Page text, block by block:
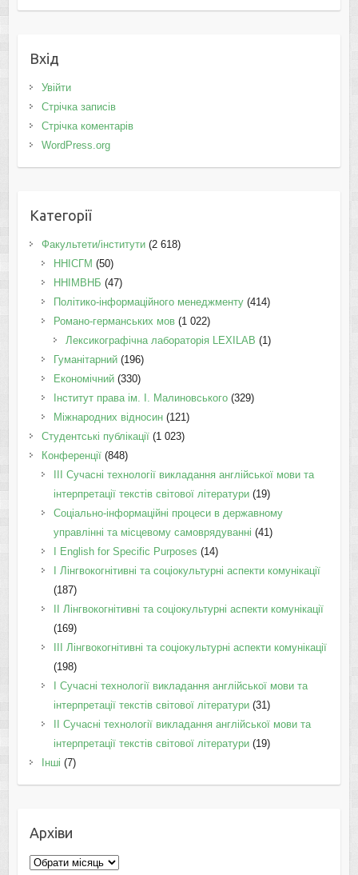
Вхід
Увійти
Стрічка записів
Стрічка коментарів
WordPress.org
Категорії
Факультети/інститути(2 618)
ННІСГМ (50)
ННІМВНБ (47)
Політико-інформаційного менеджменту(414)
Романо-германських мов(1 022)
Лексикографічна лабораторія LEXILAB (1)
Гуманітарний(196)
Економічний(330)
Інститут права ім. І. Малиновського(329)
Міжнародних відносин(121)
Студентські публікації(1 023)
Конференції(848)
III Сучасні технології викладання англійської мови та
інтерпретації текстів світової літератури(19)
Соціально-інформаційні процеси в державному
управлінні та місцевому самоврядуванні (41)
І English for Specific Purposes (14)
I Лінгвокогнітивні та соціокультурні аспекти комунікації
(187)
IІ Лінгвокогнітивні та соціокультурні аспекти комунікації
(169)
IІI Лінгвокогнітивні та соціокультурні аспекти комунікації
(198)
I Cучасні технології викладання англійської мови та
інтерпретації текстів світової літератури(31)
II Cучасні технології викладання англійської мови та
інтерпретації текстів світової літератури(19)
Інші (7)
Архіви
Архіви